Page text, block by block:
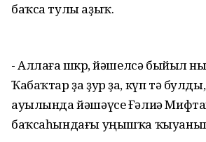
баҡса тулы аҙыҡ.
- Аллаға шөкөр, йәшелсә быйыл
Ҡабаҡтар ҙа ҙур ҙа, күп тә
ауылында йәшәүсе Ғәлиә
баҡсаһындағы уңышҡа